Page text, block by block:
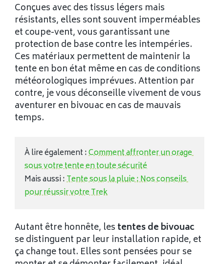
Conçues avec des tissus légers mais
résistants, elles sont souvent imperméables
et coupe-vent, vous garantissant une
protection de base contre les intempéries.
Ces matériaux permettent de maintenir la
tente en bon état même en cas de conditions
météorologiques imprévues. Attention par
contre, je vous déconseille vivement de vous
aventurer en bivouac en cas de mauvais
temps.
À lire également : Comment affronter un orage
sous votre tente en toute sécurité
Mais aussi : Tente sous la pluie : Nos conseils
pour réussir votre Trek
Autant être honnête, les tentes de bivouac
se distinguent par leur installation rapide, et
ça change tout. Elles sont pensées pour se